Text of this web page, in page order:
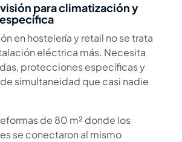
para climatización y
en hostelería y retail no se trata
eléctrica más. Necesita
protecciones específicas y
simultaneidad que casi nadie
de 80 m² donde los
se conectaron al mismo